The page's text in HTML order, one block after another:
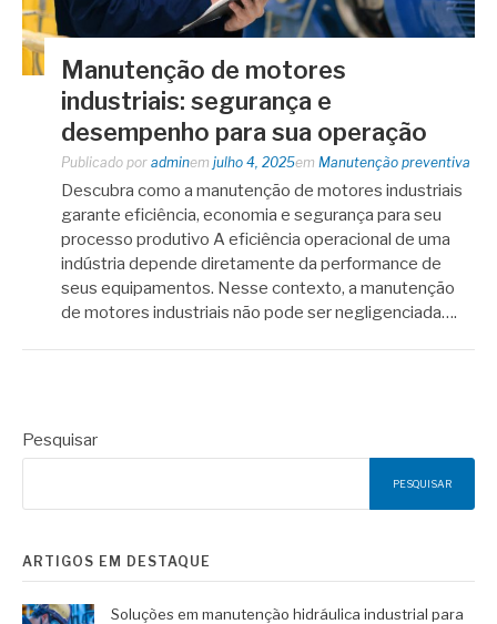
Manutenção de motores
industriais: segurança e
desempenho para sua operação
Publicado por adminem julho 4, 2025em Manutenção preventiva
Descubra como a manutenção de motores industriais
garante eficiência, economia e segurança para seu
processo produtivo A eficiência operacional de uma
indústria depende diretamente da performance de
seus equipamentos. Nesse contexto, a manutenção
de motores industriais não pode ser negligenciada….
Pesquisar
PESQUISAR
ARTIGOS EM DESTAQUE
Soluções em manutenção hidráulica industrial para